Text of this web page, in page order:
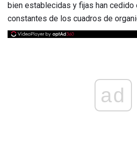
bien establecidas y fijas han
constantes de los cuadros de
ad